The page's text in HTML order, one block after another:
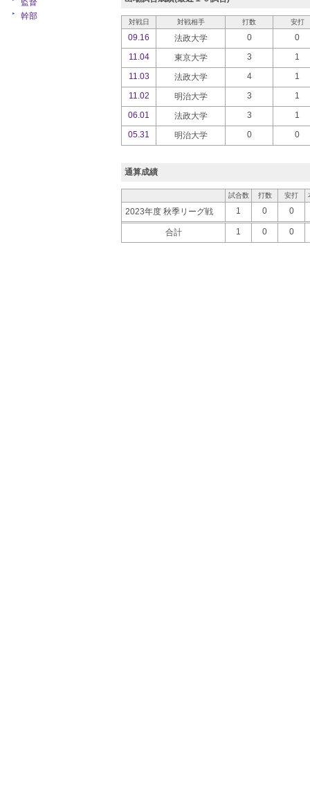
幹部
対戦日 対戦相手 打数 安打
09.16 法政大学 0
0
11.04
東京大学 3
1
11.03
法政大学 4
1
11.02
明治大学 3
1
06.01
法政大学 3
1
05.31
明治大学 0 0
通算成績
試合数 打数 安打
2023年度 秋季リーグ戦 1 0 0
合計 1 0 0